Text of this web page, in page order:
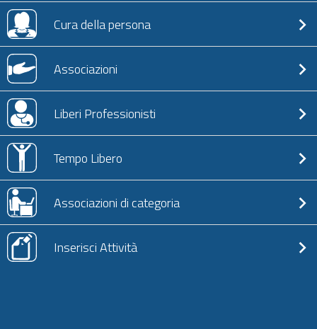
Cura della persona
Associazioni
Liberi Professionisti
Tempo Libero
Associazioni di categoria
Inserisci Attività